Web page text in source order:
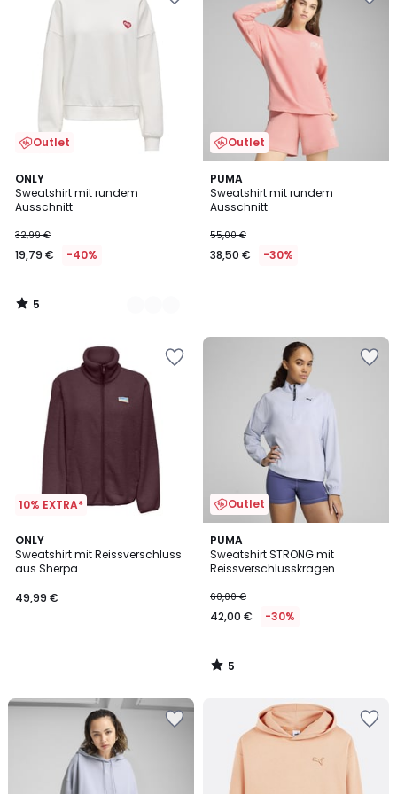
Outlet
ONLY
Sweatshirt mit rundem
Ausschnitt
32,99 €
19,79 € -40%
5
/
5
2
Farben
5
/
Outlet
PUMA
Sweatshirt mit rundem
Ausschnitt
55,00 €
38,50 € -30%
10% EXTRA*
ONLY
Sweatshirt mit Reissverschluss
aus Sherpa
49,99 €
Outlet
PUMA
Sweatshirt STRONG mit
Reissverschlusskragen
60,00 €
42,00 € -30%
5
/
5
5
/